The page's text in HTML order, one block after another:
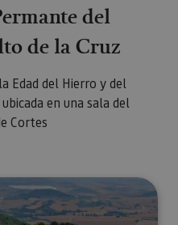
del
de la Cruz
Edad del Hierro y del
en una sala del
Cortes
Conjunto de Irulegi